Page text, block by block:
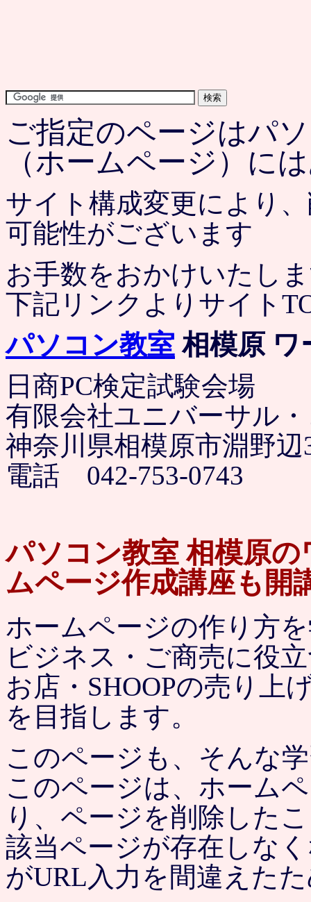
ご指定のページはパ
（ホームページ）に
サイト構成変更により
可能性がございます
お手数をおかけいたし
下記リンクよりサイト
パソコン教室 相模原 ワ
日商PC検定試験会場
有限会社ユニバーサル
神奈川県相模原市淵野辺
電話 042-753-0743
パソコン教室 相模原
ムページ作成講座も開
ホームページの作り方
ビジネス・ご商売に役
お店・SHOOPの売り上
を目指します。
このページも、そんな
このページは、ホーム
り、ページを削除した
該当ページが存在しな
がURL入力を間違えた